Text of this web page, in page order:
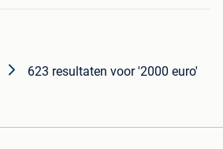
623 resultaten voor '2000 euro'